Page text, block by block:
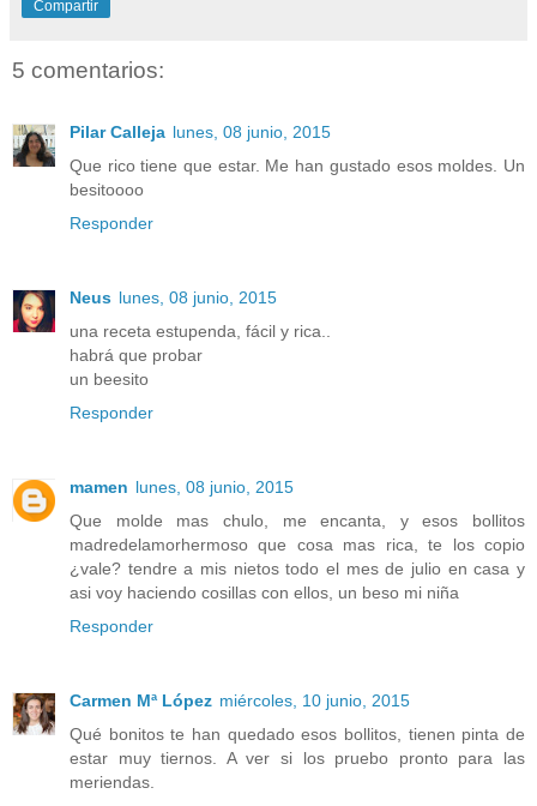
Compartir
5 comentarios:
Pilar Calleja lunes, 08 junio, 2015
Que rico tiene que estar. Me han gustado esos moldes. Un
besitoooo
Responder
Neus lunes, 08 junio, 2015
una receta estupenda, fácil y rica..
habrá que probar
un beesito
Responder
mamen lunes, 08 junio, 2015
Que molde mas chulo, me encanta, y esos bollitos
madredelamorhermoso que cosa mas rica, te los copio
¿vale? tendre a mis nietos todo el mes de julio en casa y
asi voy haciendo cosillas con ellos, un beso mi niña
Responder
Carmen Mª López miércoles, 10 junio, 2015
Qué bonitos te han quedado esos bollitos, tienen pinta de
estar muy tiernos. A ver si los pruebo pronto para las
meriendas.